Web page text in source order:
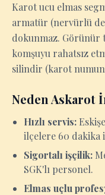
Karot ucu elmas
armatür (nervürlü
dokunmaz. Görünür
komşuyu rahatsız
silindir (karot
Neden Askarot
Hızlı servis:
ilçelere 60 dakika
Sigortalı işçilik:
SGK'lı personel.
Elmas uçlu